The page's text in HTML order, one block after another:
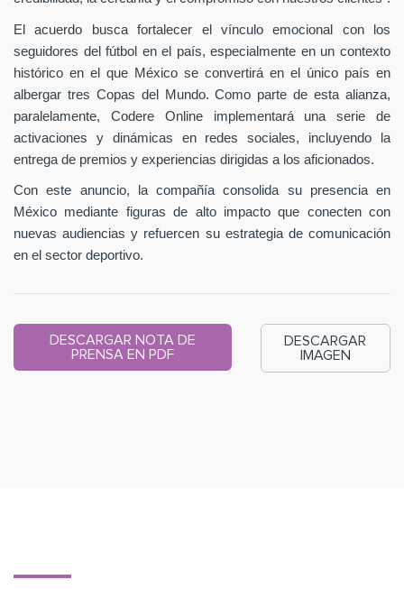
El acuerdo busca fortalecer el vínculo emocional con los
seguidores del fútbol en el país, especialmente en un contexto
histórico en el que México se convertirá en el único país en
albergar tres Copas del Mundo. Como parte de esta alianza,
paralelamente, Codere Online implementará una serie de
activaciones y dinámicas en redes sociales, incluyendo la
entrega de premios y experiencias dirigidas a los aficionados.
Con este anuncio, la compañía consolida su presencia en
México mediante figuras de alto impacto que conecten con
nuevas audiencias y refuercen su estrategia de comunicación
en el sector deportivo.
DESCARGAR NOTA DE
PRENSA EN PDF
DESCARGAR
IMAGEN